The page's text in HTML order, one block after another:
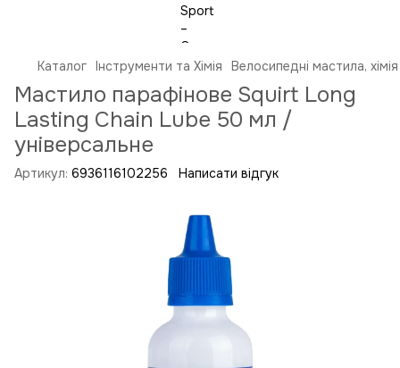
Каталог Інструменти та Хімія Велосипедні мастила, хімія
Мастило парафінове Squirt Long
Lasting Chain Lube 50 мл /
універсальне
Артикул: 6936116102256 Написати відгук